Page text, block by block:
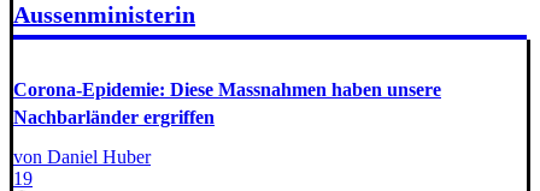
Aussenministerin
Corona-Epidemie: Diese Massnahmen haben unsere
Nachbarländer ergriffen
von Daniel Huber
19